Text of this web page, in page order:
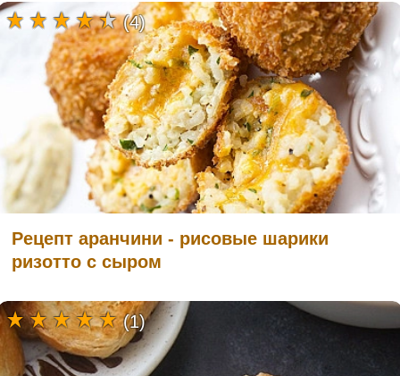
Рецепт аранчини - рисовые шарики
ризотто с сыром
(4)
(1)